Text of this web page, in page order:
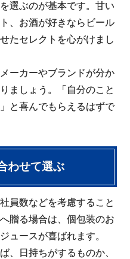
選ぶのが基本です。甘い
、お酒が好きならビール
たセレクトを心がけまし
ーカーやブランドが分か
ましょう。「自分のこと
と喜んでもらえるはずで
わせて選ぶ
員数などを考慮すること
贈る場合は、個包装のお
ュースが喜ばれます。
、日持ちがするものか、